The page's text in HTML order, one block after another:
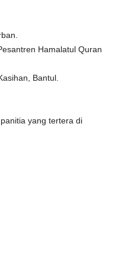
Hamalatul Quran
Bantul.
yang tertera di